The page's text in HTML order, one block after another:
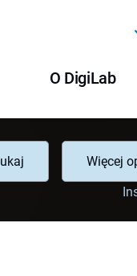
O DigiLab
Więcej